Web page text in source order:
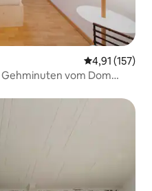
4,91 (157)
vom Dom